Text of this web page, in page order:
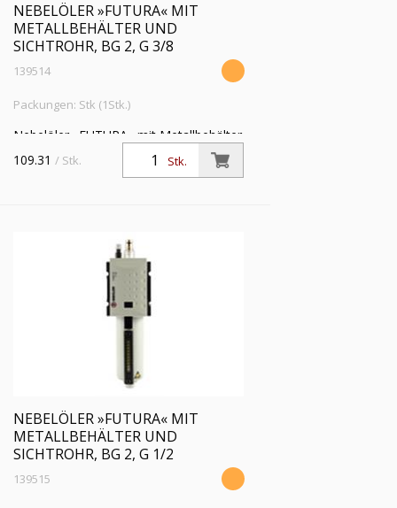
NEBELÖLER »FUTURA« MIT
METALLBEHÄLTER UND
SICHTROHR, BG 2, G 3/8
139514
Packungen: Stk (1Stk.)
Nebelöler »FUTURA« mit Metallbehälter
und Sichtrohr, BG 2, G 3/8,
Eingangsdruck max. 16 bar,
Stk.
109.31 / Stk.
NEBELÖLER »FUTURA« MIT
METALLBEHÄLTER UND
SICHTROHR, BG 2, G 1/2
139515